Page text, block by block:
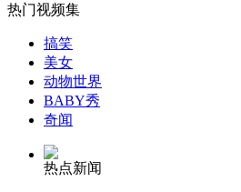
无痛分娩是否安全 医生回应
外交部：反对强权政治霸凌主义
热门视频集
搞笑
美女
动物世界
BABY秀
奇闻
热点新闻